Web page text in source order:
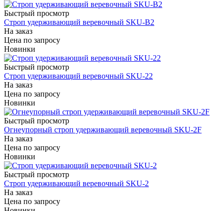
Быстрый просмотр
Строп удерживающий веревочный SKU-B2
На заказ
Цена по запросу
Новинки
Быстрый просмотр
Строп удерживающий веревочный SKU-22
На заказ
Цена по запросу
Новинки
Быстрый просмотр
Огнеупорный строп удерживающий веревочный SKU-2F
На заказ
Цена по запросу
Новинки
Быстрый просмотр
Строп удерживающий веревочный SKU-2
На заказ
Цена по запросу